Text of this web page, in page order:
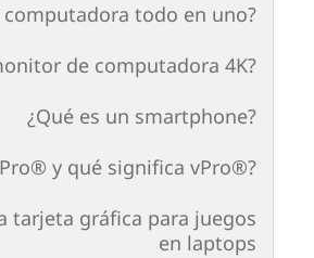
computadora todo en uno?
de computadora 4K?
¿Qué es un smartphone?
y qué significa vPro®?
tarjeta gráfica para juegos
en laptops